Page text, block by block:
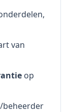
van
op
/beheerder